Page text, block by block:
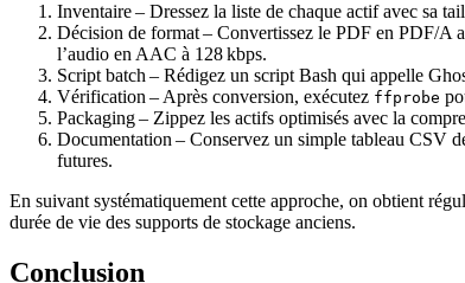
Inventaire– Dressez la liste de chaque actif avec sa
Décision de format– Convertissez le PDF en PDF/A
l’audio en AAC à 128 kbps.
Script batch– Rédigez un script Bash qui appelle
Vérification– Après conversion, exécutez ffprobe
Packaging– Zippez les actifs optimisés avec la
Documentation– Conservez un simple tableau CSV
futures.
En suivant systématiquement cette approche, on obtient
durée de vie des supports de stockage anciens.
Conclusion